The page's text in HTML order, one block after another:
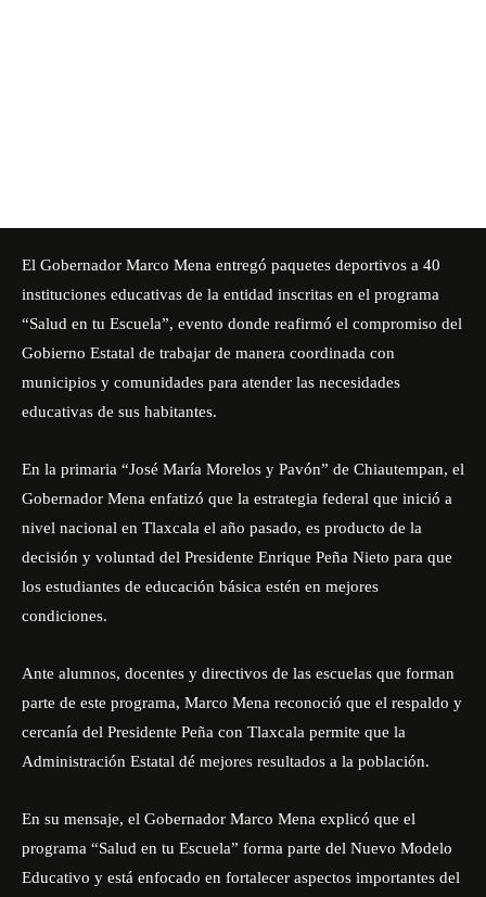
El Gobernador Marco Mena entregó paquetes deportivos a 40
instituciones educativas de la entidad inscritas en el programa
“Salud en tu Escuela”, evento donde reafirmó el compromiso del
Gobierno Estatal de trabajar de manera coordinada con
municipios y comunidades para atender las necesidades
educativas de sus habitantes.
En la primaria “José María Morelos y Pavón” de Chiautempan, el
Gobernador Mena enfatizó que la estrategia federal que inició a
nivel nacional en Tlaxcala el año pasado, es producto de la
decisión y voluntad del Presidente Enrique Peña Nieto para que
los estudiantes de educación básica estén en mejores
condiciones.
Ante alumnos, docentes y directivos de las escuelas que forman
parte de este programa, Marco Mena reconoció que el respaldo y
cercanía del Presidente Peña con Tlaxcala permite que la
Administración Estatal dé mejores resultados a la población.
En su mensaje, el Gobernador Marco Mena explicó que el
programa “Salud en tu Escuela” forma parte del Nuevo Modelo
Educativo y está enfocado en fortalecer aspectos importantes del